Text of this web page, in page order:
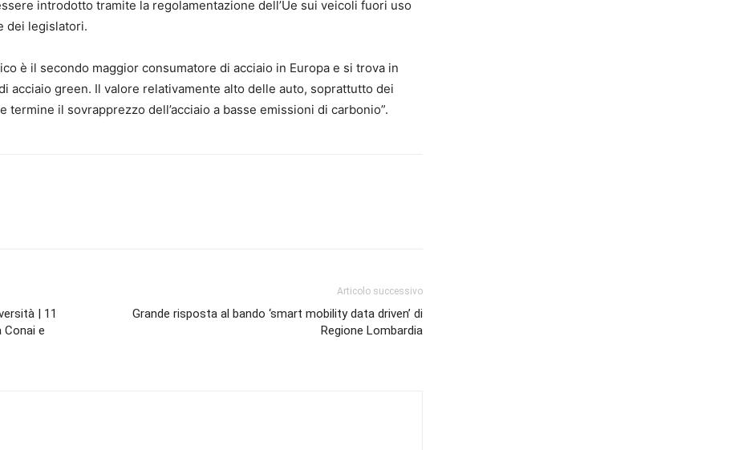
introdotto tramite la regolamentazione dell’Ue sui veicoli fuori uso
dei legislatori.
è il secondo maggior consumatore di acciaio in Europa e si trova in
acciaio green. Il valore relativamente alto delle auto, soprattutto dei
il sovrapprezzo dell’acciaio a basse emissioni di carbonio”.
| 11
e
Articolo successivo
Grande risposta al bando ‘smart mobility data driven’ di
Regione Lombardia